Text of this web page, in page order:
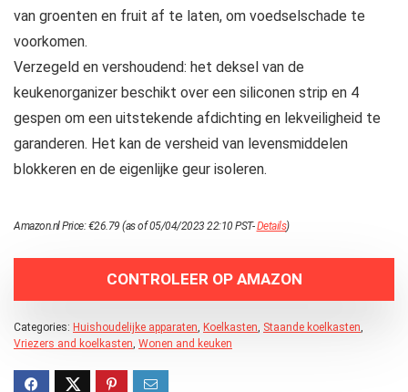
van groenten en fruit af te laten, om voedselschade te
voorkomen.
Verzegeld en vershoudend: het deksel van de
keukenorganizer beschikt over een siliconen strip en 4
gespen om een uitstekende afdichting en lekveiligheid te
garanderen. Het kan de versheid van levensmiddelen
blokkeren en de eigenlijke geur isoleren.
Amazon.nl Price:€26.79 (as of 05/04/2023 22:10 PST-Details)
CONTROLEER OP AMAZON
Categories: Huishoudelijke apparaten Koelkasten Staande koelkasten
Vriezers and koelkasten Wonen and keuken